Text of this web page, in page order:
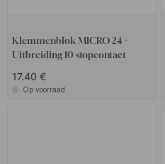
Klemmenblok MICRO 24 -
Uitbreiding 10 stopcontact
17.40 €
Op voorraad